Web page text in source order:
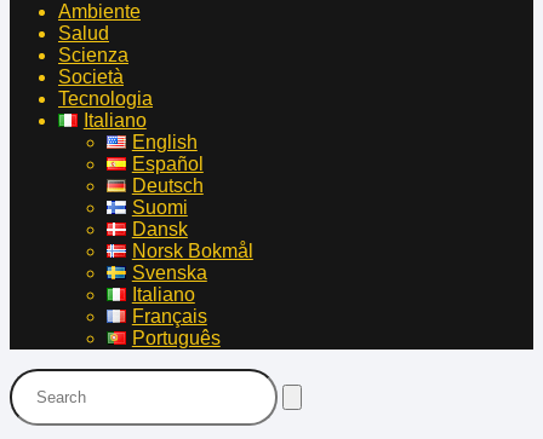
Ambiente
Salud
Scienza
Società
Tecnologia
Italiano
English
Español
Deutsch
Suomi
Dansk
Norsk Bokmål
Svenska
Italiano
Français
Português